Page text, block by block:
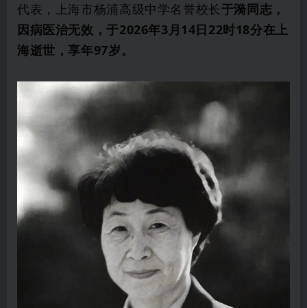
代表，上海市杨浦高级中学名誉校长于漪同志，
因病医治无效，于2026年3月14日22时18分在上
海逝世，享年97岁。